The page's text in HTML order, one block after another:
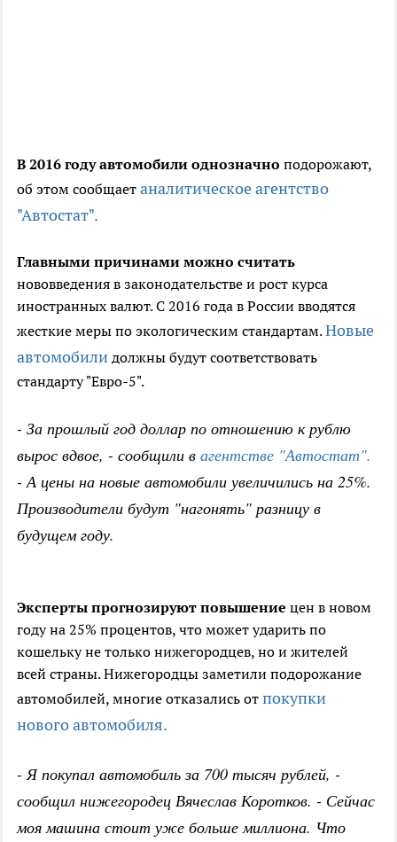
В 2016 году автомобили однозначно подорожают,
об этом сообщает аналитическое агентство
"Автостат".
Главными причинами можно считать
нововведения в законодательстве и рост курса
иностранных валют. С 2016 года в России вводятся
жесткие меры по экологическим стандартам.Новые
автомобили должны будут соответствовать
стандарту "Евро-5".
- За прошлый год доллар по отношению к рублю
вырос вдвое, - сообщили в агентстве "Автостат".
- А цены на новые автомобили увеличились на 25%.
Производители будут "нагонять" разницу в
будущем году.
Эксперты прогнозируют повышение цен в новом
году на 25% процентов, что может ударить по
кошельку не только нижегородцев, но и жителей
всей страны. Нижегородцы заметили подорожание
автомобилей, многие отказались от покупки
нового автомобиля.
- Я покупал автомобиль за 700 тысяч рублей, -
сообщил нижегородец Вячеслав Коротков. - Сейчас
моя машина стоит уже больше миллиона. Что